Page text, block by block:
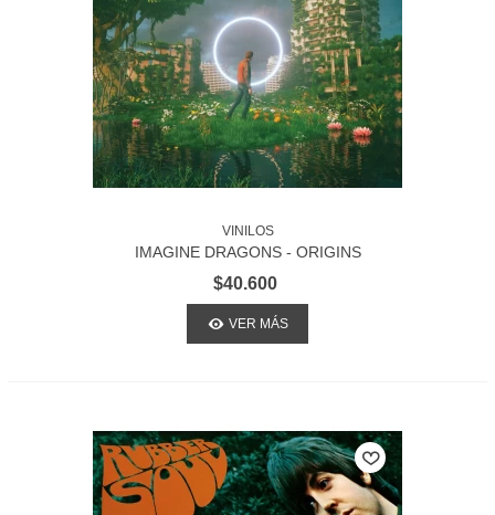
VINILOS
IMAGINE DRAGONS - ORIGINS
$40.600
VER MÁS